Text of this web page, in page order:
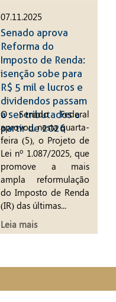
07.11.2025
Senado aprova
Reforma do
Imposto de Renda:
isenção sobe para
R$ 5 mil e lucros e
dividendos passam
a ser tributados a
partir de 2026
O Senado Federal
aprovou, nesta quarta-
feira (5), o Projeto de
Lei nº 1.087/2025, que
promove a mais
ampla reformulação
do Imposto de Renda
(IR) das últimas...
Leia mais